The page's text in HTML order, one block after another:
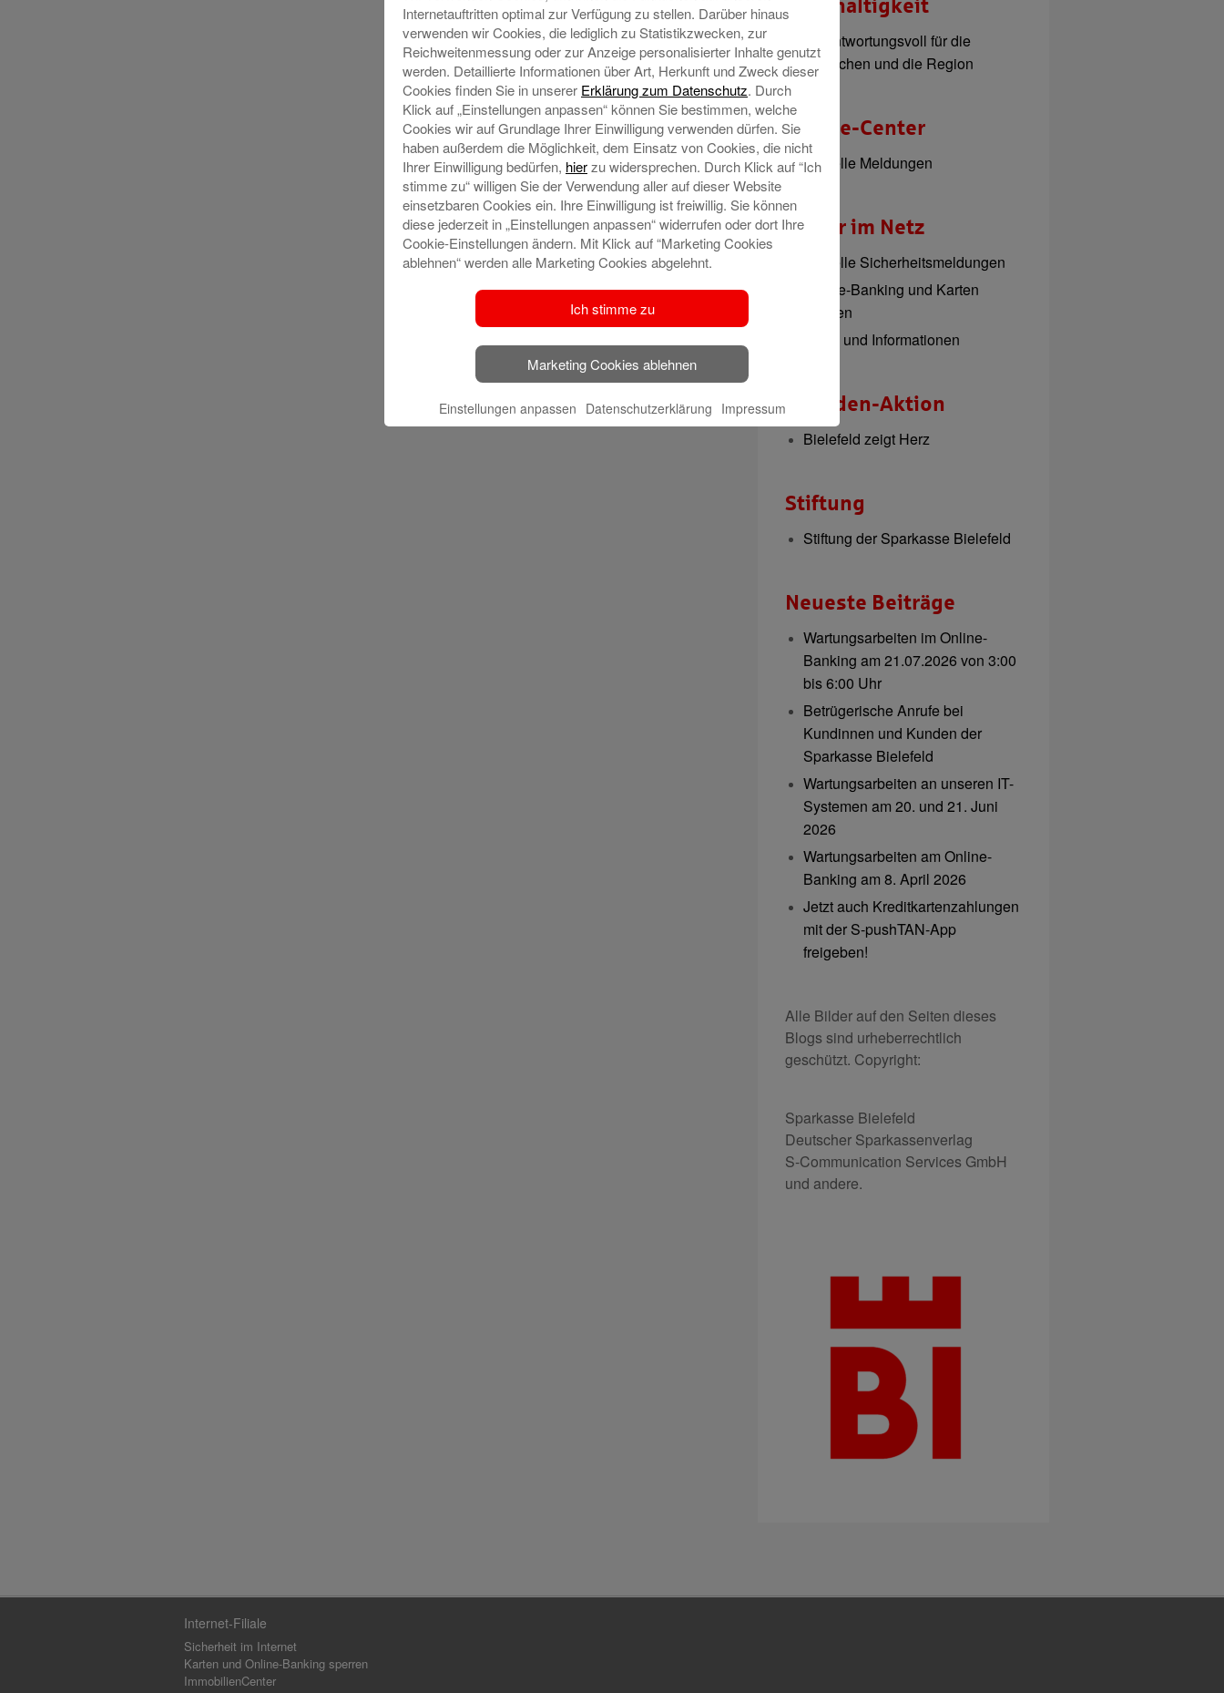
Nachhaltigkeit
Verantwortungsvoll für die
Menschen und die Region
Presse-Center
Aktuelle Meldungen
Sicher im Netz
Aktuelle Sicherheitsmeldungen
Online-Banking und Karten
sperren
Tipps und Informationen
Spenden-Aktion
Bielefeld zeigt Herz
Stiftung
Stiftung der Sparkasse Bielefeld
Neueste Beiträge
Wartungsarbeiten im Online-
Banking am 21.07.2026 von 3:00
bis 6:00 Uhr
Betrügerische Anrufe bei
Kundinnen und Kunden der
Sparkasse Bielefeld
Wartungsarbeiten an unseren IT-
Systemen am 20. und 21. Juni
2026
Wartungsarbeiten am Online-
Banking am 8. April 2026
Jetzt auch Kreditkartenzahlungen
mit der S-pushTAN-App
freigeben!
Alle Bilder auf den Seiten dieses
Blogs sind urheberrechtlich
geschützt. Copyright:
Sparkasse Bielefeld
Deutscher Sparkassenverlag
S-Communication Services GmbH
und andere.
Internet-Filiale
Sicherheit im Internet
Karten und Online-Banking sperren
ImmobilienCenter
Internetauftritten optimal zur Verfügung zu stellen. Darüber hinaus
verwenden wir Cookies, die lediglich zu Statistikzwecken, zur
Reichweitenmessung oder zur Anzeige personalisierter Inhalte genutzt
werden. Detaillierte Informationen über Art, Herkunft und Zweck dieser
Cookies finden Sie in unserer Erklärung zum Datenschutz. Durch
Klick auf „Einstellungen anpassen“ können Sie bestimmen, welche
Cookies wir auf Grundlage Ihrer Einwilligung verwenden dürfen. Sie
haben außerdem die Möglichkeit, dem Einsatz von Cookies, die nicht
Ihrer Einwilligung bedürfen, hierzu widersprechen. Durch Klick auf “Ich
stimme zu“ willigen Sie der Verwendung aller auf dieser Website
einsetzbaren Cookies ein. Ihre Einwilligung ist freiwillig. Sie können
diese jederzeit in „Einstellungen anpassen“ widerrufen oder dort Ihre
Cookie-Einstellungen ändern. Mit Klick auf “Marketing Cookies
ablehnen“ werden alle Marketing Cookies abgelehnt.
Ich stimme zu
Marketing Cookies ablehnen
Einstellungen anpassen Datenschutzerklärung Impressum